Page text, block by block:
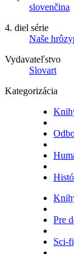
slovenčina
4. diel série
Naše
Vydavateľstvo
Slovart
Kategorizácia
Pre
Sci-